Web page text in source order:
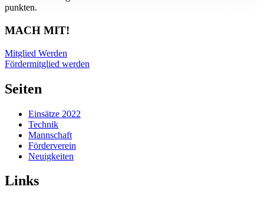
punkten.
MACH MIT!
Mitglied Werden
Fördermitglied werden
Seiten
Einsätze 2022
Technik
Mannschaft
Förderverein
Neuigkeiten
Links